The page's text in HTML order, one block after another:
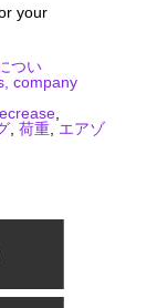
your
つい
company
荷重 エアゾ